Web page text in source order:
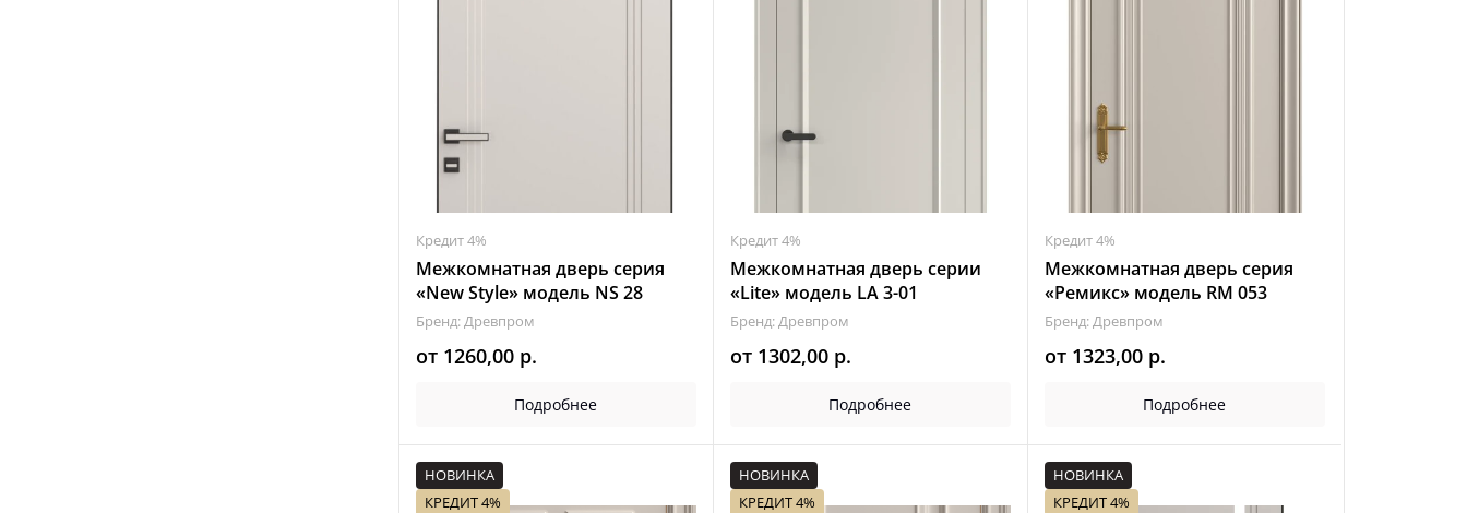
Кредит 4%
Межкомнатная дверь серия
«New Style» модель NS 28
Бренд: Древпром
от 1260,00 р.
Подробнее
Кредит 4%
Межкомнатная дверь серии
«Lite» модель LA 3-01
Бренд: Древпром
от 1302,00 р.
Подробнее
Кредит 4%
Межкомнатная дверь серия
«Ремикс» модель RM 053
Бренд: Древпром
от 1323,00 р.
Подробнее
НОВИНКА
КРЕДИТ 4%
НОВИНКА
КРЕДИТ 4%
НОВИНКА
КРЕДИТ 4%